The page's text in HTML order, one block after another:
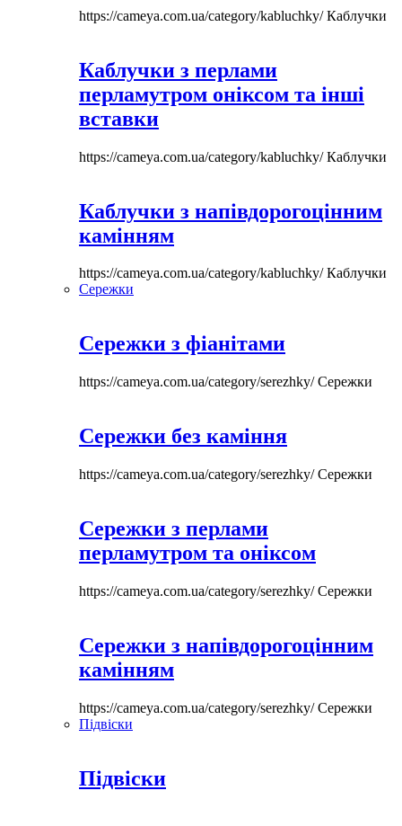
https://cameya.com.ua/category/kabluchky/Каблучки
Каблучки з перлами
перламутром оніксом та інші
вставки
https://cameya.com.ua/category/kabluchky/Каблучки
Каблучки з напівдорогоцінним
камінням
https://cameya.com.ua/category/kabluchky/Каблучки
Сережки
Сережки з фіанітами
https://cameya.com.ua/category/serezhky/Сережки
Сережки без каміння
https://cameya.com.ua/category/serezhky/Сережки
Сережки з перлами
перламутром та оніксом
https://cameya.com.ua/category/serezhky/Сережки
Сережки з напівдорогоцінним
камінням
https://cameya.com.ua/category/serezhky/Сережки
Підвіски
Підвіски